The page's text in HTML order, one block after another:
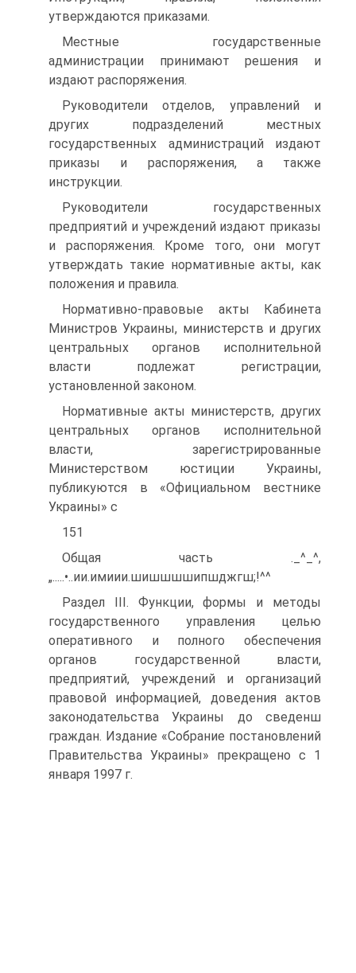
утверждаются приказами.
Местные государственные
администрации принимают решения и
издают распоряжения.
Руководители отделов, управлений и
других подразделений местных
государственных администраций издают
приказы и распоряжения, а также
инструкции.
Руководители государственных
предприятий и учреждений издают приказы
и распоряжения. Кроме того, они могут
утверждать такие нормативные акты, как
положения и правила.
Нормативно-правовые акты Кабинета
Министров Украины, министерств и других
центральных органов исполнительной
власти подлежат регистрации,
установленной законом.
Нормативные акты министерств, других
центральных органов исполнительной
власти, зарегистрированные
Министерством юстиции Украины,
публикуются в «Официальном вестнике
Украины» с
151
Общая часть ._^_^,
„.....•..ии.имиии.шишшшшипшджгш;!^^
Раздел III. Функции, формы и методы
государственного управления целью
оперативного и полного обеспечения
органов государственной власти,
предприятий, учреждений и организаций
правовой информацией, доведения актов
законодательства Украины до сведенш
граждан. Издание «Собрание постановлений
Правительства Украины» прекращено с 1
января 1997 г.